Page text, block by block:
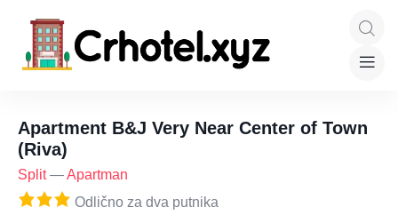
Apartment B&J Very Near Center of Town
(Riva)
Split—Apartman
Odlično za dva putnika